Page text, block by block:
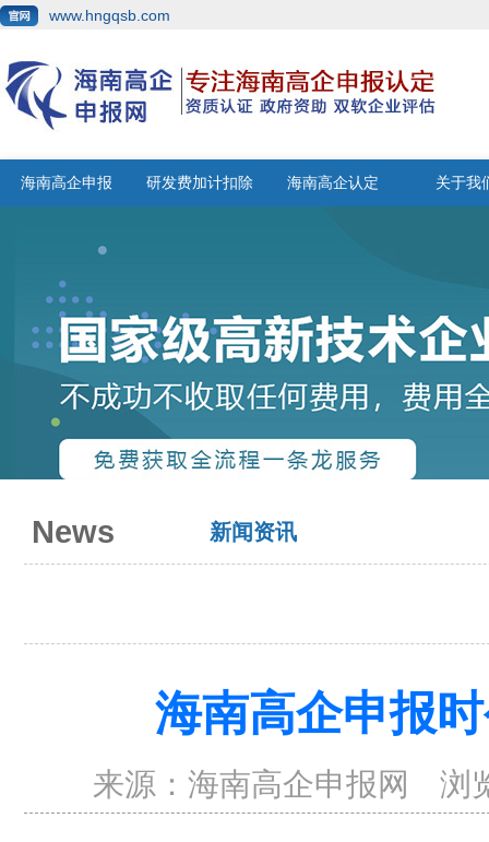
www.hngqsb.com
海南高企申报 研发费加计扣除 海南高企认定 关于我
News 新闻资讯
海南高企申报
来源： 海南高企申报网 浏